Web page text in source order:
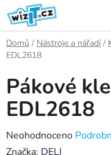
Přejít
na
obsah
Domů / Nástroje a nářadí /
EDL2618
Pákové
EDL2618
Průměrné
hodnocení
Neohodnoceno
Značka: DELI